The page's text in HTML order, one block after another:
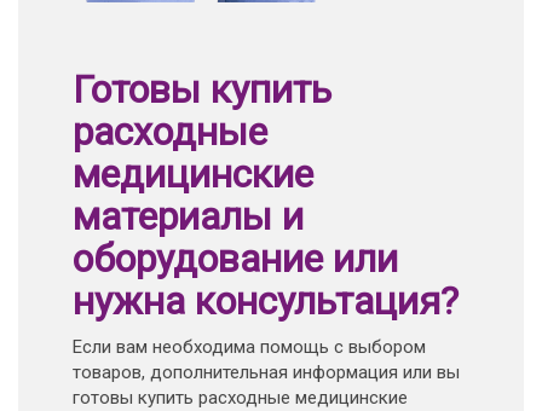
Готовы купить
расходные
медицинские
материалы и
оборудование или
нужна консультация?
Если вам необходима помощь с выбором
товаров, дополнительная информация или вы
готовы купить расходные медицинские